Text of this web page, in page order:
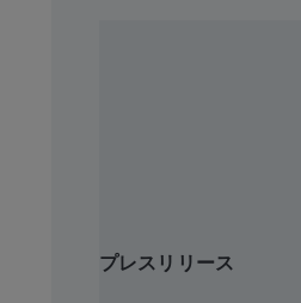
プレスリリース